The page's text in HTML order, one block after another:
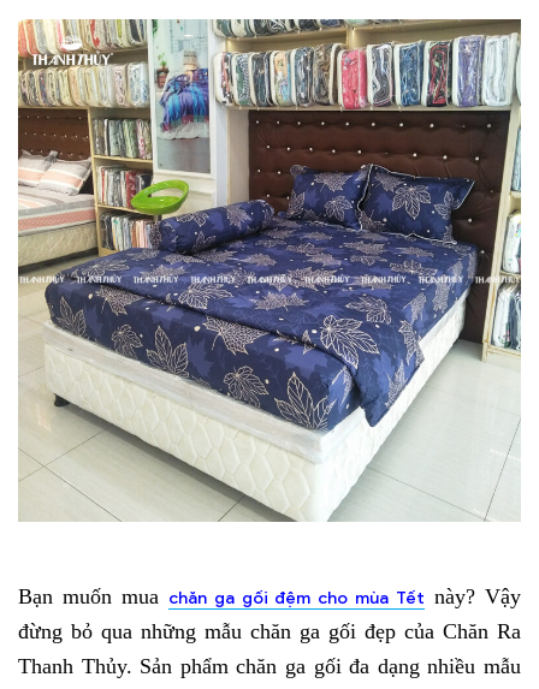
Bạn muốn mua chăn ga gối đệm cho mùa Tết này? Vậy
đừng bỏ qua những mẫu chăn ga gối đẹp của Chăn Ra
Thanh Thủy. Sản phẩm chăn ga gối đa dạng nhiều mẫu